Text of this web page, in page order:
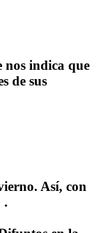
nos indica que
de sus
Así, con
.